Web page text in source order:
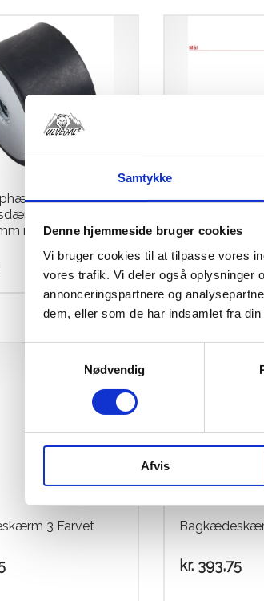
Samtykke
Denne hjemmeside bruger cookies
Vi bruger cookies til at tilpasse vores
vores trafik. Vi deler også oplysninger
annonceringspartnere og
dem, eller som de har indsamlet fra
Nødvendig
Afvis
/
m. Indvendig
Gummi
6x20x20mm
kr.47,50
3 Farvet
kr.393,75